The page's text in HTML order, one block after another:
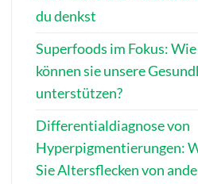
du denkst
Superfoods im Fokus: Wie
können sie unsere
unterstützen?
Differentialdiagnose von
Hyperpigmentierungen:
Sie Altersflecken von